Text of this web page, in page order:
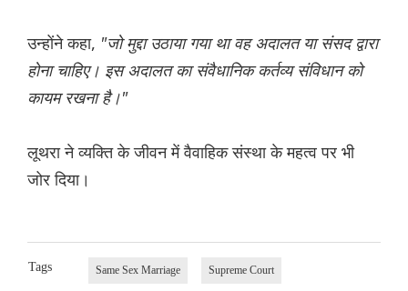
उन्होंने कहा, "जो मुद्दा उठाया गया था वह अदालत या संसद द्वारा
होना चाहिए। इस अदालत का संवैधानिक कर्तव्य संविधान को
कायम रखना है।"
लूथरा ने व्यक्ति के जीवन में वैवाहिक संस्था के महत्व पर भी
जोर दिया।
Tags Same Sex Marriage Supreme Court